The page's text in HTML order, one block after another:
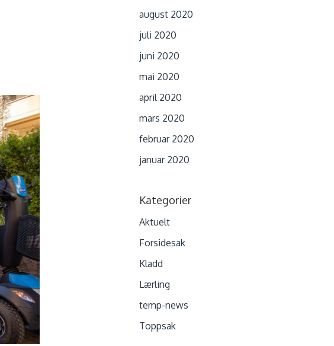
august 2020
juli 2020
juni 2020
mai 2020
april 2020
mars 2020
februar 2020
januar 2020
Kategorier
Aktuelt
Forsidesak
Kladd
Lærling
temp-news
Toppsak